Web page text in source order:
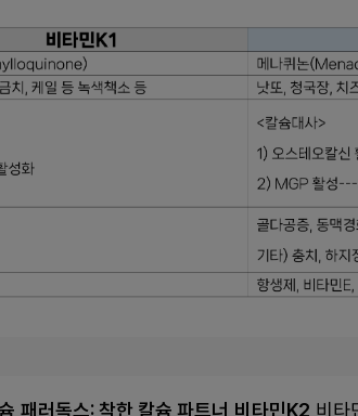
패러독스: 착한 칼슘 파트너 비타민K2 비타